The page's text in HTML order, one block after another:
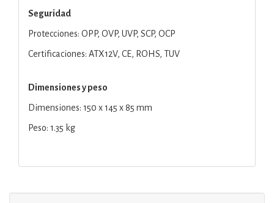
Seguridad
Protecciones: OPP, OVP, UVP, SCP, OCP
Certificaciones: ATX12V, CE, ROHS, TUV
Dimensiones y peso
Dimensiones: 150 x 145 x 85 mm
Peso: 1.35 kg